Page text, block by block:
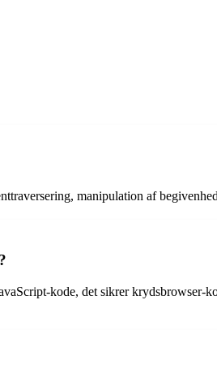
manipulation af
kode, det sikrer